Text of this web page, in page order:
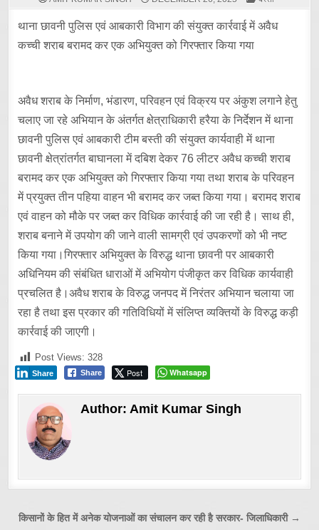
IN
थाना छावनी पुलिस एवं आबकारी विभाग की संयुक्त कार्रवाई में अवैध
कच्ची शराब बरामद कर एक अभियुक्त को गिरफ्तार किया गया
अवैध शराब के निर्माण, भंडारण, परिवहन एवं विक्रय पर अंकुश लगाने हेतु
चलाए जा रहे अभियान के अंतर्गत क्षेत्राधिकारी हरैया के निर्देशन में थाना
छावनी पुलिस एवं आबकारी टीम बस्ती की संयुक्त कार्यवाही में थाना
छावनी क्षेत्रांतर्गत बाघानला में दबिश देकर 76 लीटर अवैध कच्ची शराब
बरामद कर एक अभियुक्त को गिरफ्तार किया गया तथा शराब के परिवहन
में प्रयुक्त तीन पहिया वाहन भी बरामद कर जब्त किया गया। बरामद शराब
एवं वाहन को मौके पर जब्त कर विधिक कार्रवाई की जा रही है। साथ ही,
शराब बनाने में उपयोग की जाने वाली सामग्री एवं उपकरणों को भी नष्ट
किया गया।गिरफ्तार अभियुक्त के विरुद्ध थाना छावनी पर आबकारी
अधिनियम की संबंधित धाराओं में अभियोग पंजीकृत कर विधिक कार्यवाही
प्रचलित है।अवैध शराब के विरुद्ध जनपद में निरंतर अभियान चलाया जा
रहा है तथा इस प्रकार की गतिविधियों में संलिप्त व्यक्तियों के विरुद्ध कड़ी
कार्रवाई की जाएगी।
Post Views: 328
Share Post
Share Whatsapp
Author:Amit Kumar Singh
Post
किसानों के हित में अनेक योजनाओं का संचालन कर रही है सरकार- जिलाधिकारी →